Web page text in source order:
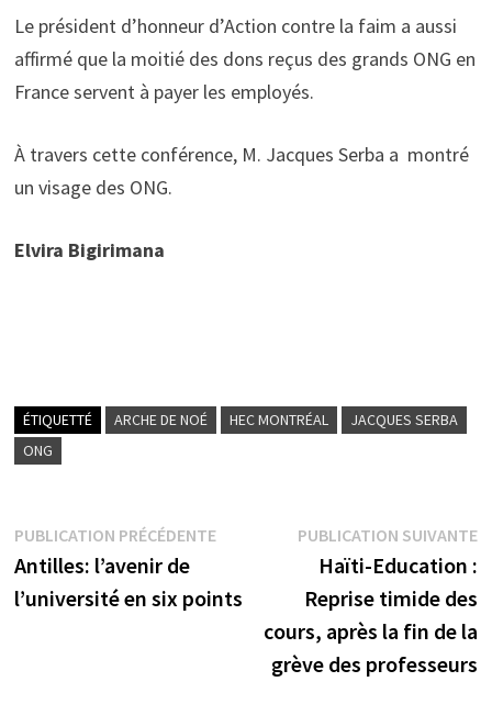
Le président d’honneur d’Action contre la faim a aussi
affirmé que la moitié des dons reçus des grands ONG en
France servent à payer les employés.
À travers cette conférence, M. Jacques Serba a montré
un visage des ONG.
Elvira Bigirimana
ÉTIQUETTÉ ARCHE DE NOÉ HEC MONTRÉAL
JACQUES SERBA
ONG
Navigation
de
PUBLICATION PRÉCÉDENTEPublication
Antilles: l’avenir de
l’université en six points
PUBLICATION SUIVANTE
Haïti-Education :
Reprise timide des
cours, après la fin de la
grève des professeurs